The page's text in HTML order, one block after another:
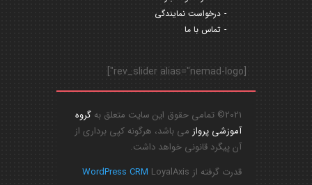
درخواست نمایندگی
تماس با ما
[rev_slider alias="nemad-logo"]
2021© تمامی حقوق این سایت متعلق به
گروه
آموزشی پرواز می باشد، هرگونه کپی برداری از
آن پیگرد قانونی خواهد داشت.
قدرت گرفته از
WordPress CRM LoyalAxis